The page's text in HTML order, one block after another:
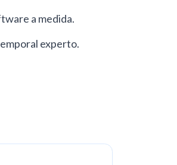
a medida.
experto.